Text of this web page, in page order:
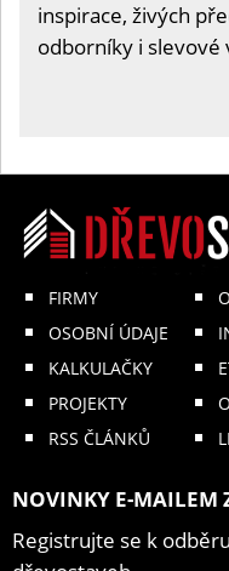
inspirace, živých
odborníky i slevové
FIRMY
OSOBNÍ ÚDAJE
KALKULAČKY
PROJEKTY
RSS ČLÁNKŮ
NOVINKY E-MAILEM
Registrujte se k